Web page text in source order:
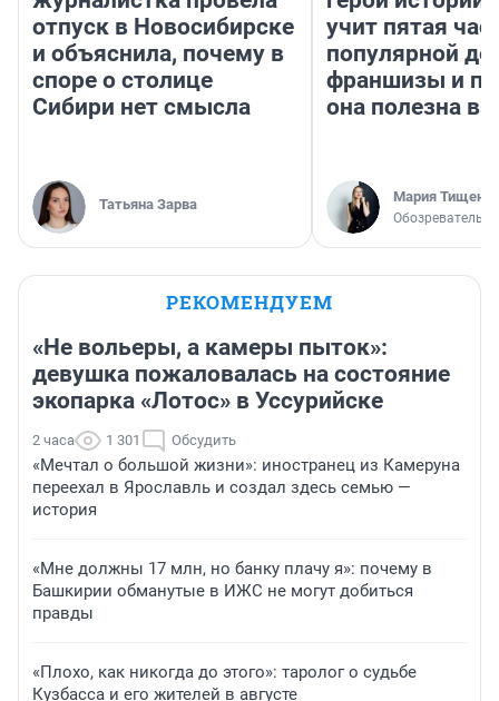
отпуск в Новосибирске
и объяснила, почему в
споре о столице
Сибири нет смысла
Татьяна Зарва
учит пятая
популярной
франшизы и
она полезна
Мария Тищенко
Обозреватель
РЕКОМЕНДУЕМ
«Не вольеры, а камеры пыток»:
девушка пожаловалась на состояние
экопарка «Лотос» в Уссурийске
2 часа 1 301 Обсудить
«Мечтал о большой жизни»: иностранец из Камеруна
переехал в Ярославль и создал здесь семью —
история
«Мне должны 17 млн, но банку плачу я»: почему в
Башкирии обманутые в ИЖС не могут добиться
правды
«Плохо, как никогда до этого»: таролог о судьбе
Кузбасса и его жителей в августе